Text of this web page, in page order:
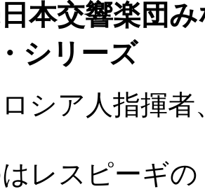
本交響楽団
シリーズ
シア人指揮
レスピーギ